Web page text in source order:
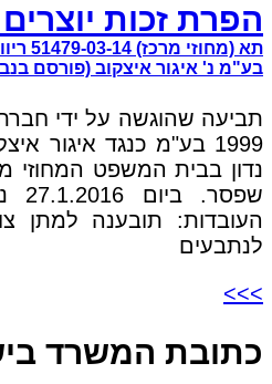
הפרת זכות
בע"מ נ' איגור איצקוב (פורסם
תביעה שהוגשה על ידי
1999 בע"מ כנגד איגור
נדון בבית המשפט המחוזי
העובדות: תובענה למתן
לנתבעים
>>>
כתובת המשרד